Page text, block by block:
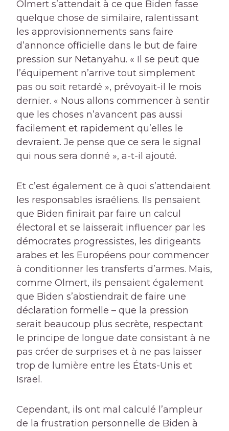
Olmert s’attendait à ce que Biden fasse
quelque chose de similaire, ralentissant
les approvisionnements sans faire
d’annonce officielle dans le but de faire
pression sur Netanyahu. « Il se peut que
l’équipement n’arrive tout simplement
pas ou soit retardé », prévoyait-il le mois
dernier. « Nous allons commencer à sentir
que les choses n’avancent pas aussi
facilement et rapidement qu’elles le
devraient. Je pense que ce sera le signal
qui nous sera donné », a-t-il ajouté.
Et c’est également ce à quoi s’attendaient
les responsables israéliens. Ils pensaient
que Biden finirait par faire un calcul
électoral et se laisserait influencer par les
démocrates progressistes, les dirigeants
arabes et les Européens pour commencer
à conditionner les transferts d’armes. Mais,
comme Olmert, ils pensaient également
que Biden s’abstiendrait de faire une
déclaration formelle – que la pression
serait beaucoup plus secrète, respectant
le principe de longue date consistant à ne
pas créer de surprises et à ne pas laisser
trop de lumière entre les États-Unis et
Israël.
Cependant, ils ont mal calculé l’ampleur
de la frustration personnelle de Biden à